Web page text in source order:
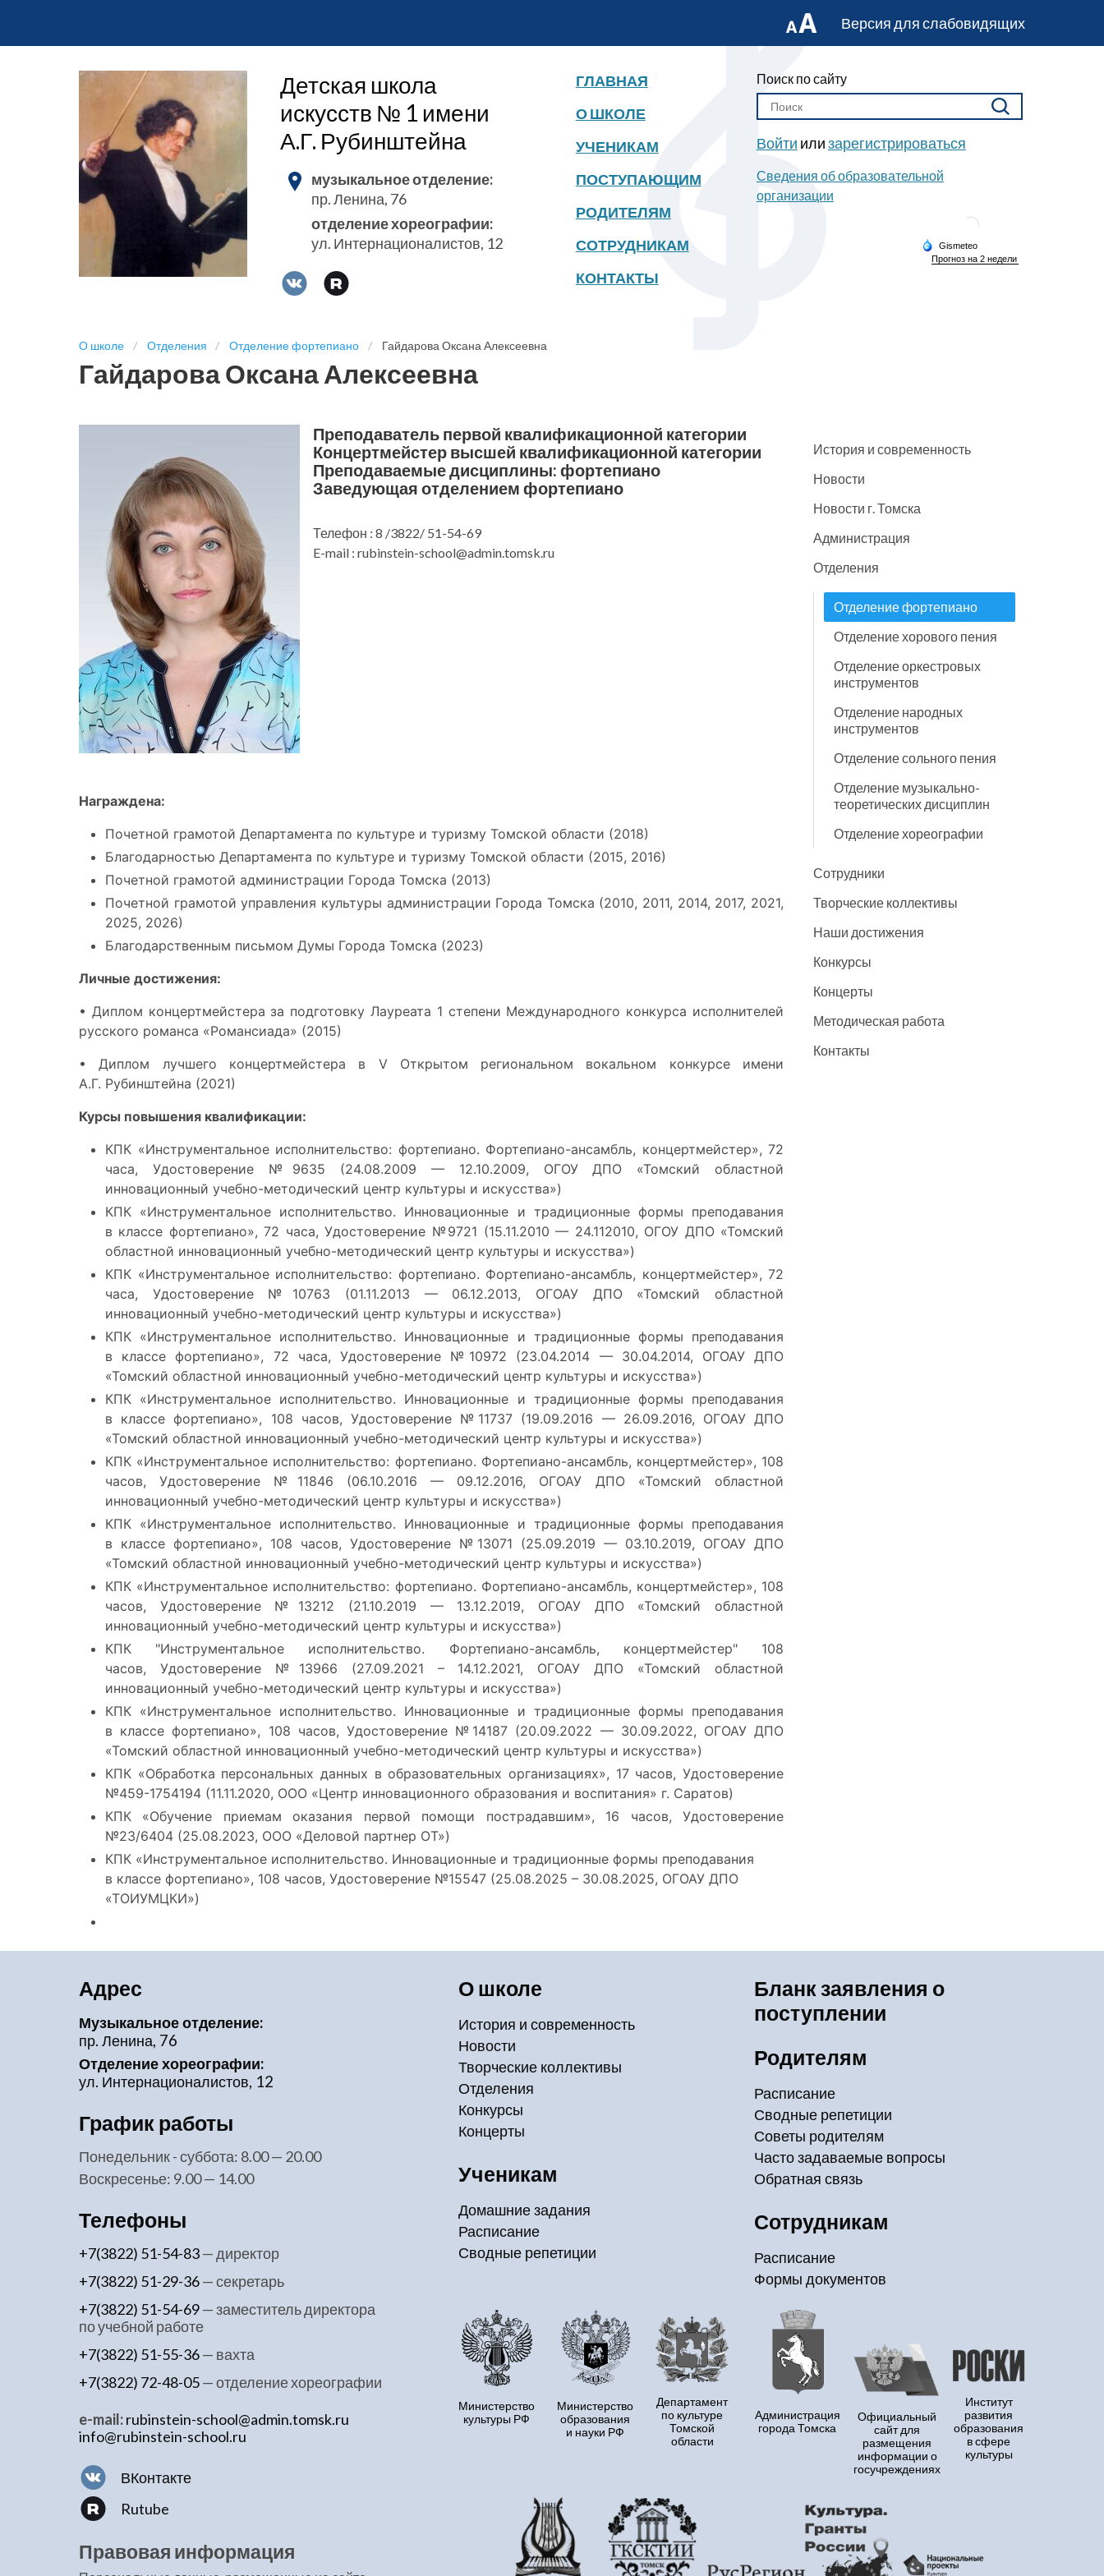
Версия для слабовидящих
Детская школа
искусств № 1 имени
А.Г. Рубинштейна
музыкальное отделение:
пр. Ленина, 76
отделение хореографии:
ул. Интернационалистов, 12
ГЛАВНАЯ
О ШКОЛЕ
УЧЕНИКАМ
ПОСТУПАЮЩИМ
РОДИТЕЛЯМ
СОТРУДНИКАМ
КОНТАКТЫ
Поиск по сайту
Войти илизарегистрироваться
Сведения об образовательной
организации
О школе Отделения Отделение фортепиано Гайдарова Оксана Алексеевна
Гайдарова Оксана Алексеевна
Преподаватель первой квалификационной категории
Концертмейстер высшей квалификационной категории
Преподаваемые дисциплины: фортепиано
Заведующая отделением фортепиано
Телефон : 8 /3822/ 51-54-69
E-mail : rubinstein-school@admin.tomsk.ru
Награждена:
Почетной грамотой Департамента по культуре и туризму Томской области (2018)
Благодарностью Департамента по культуре и туризму Томской области (2015, 2016)
Почетной грамотой администрации Города Томска (2013)
Почетной грамотой управления культуры администрации Города Томска (2010, 2011, 2014, 2017, 2021,
2025, 2026)
Благодарственным письмом Думы Города Томска (2023)
Личные достижения:
• Диплом концертмейстера за подготовку Лауреата 1 степени Международного конкурса исполнителей
русского романса «Романсиада» (2015)
• Диплом лучшего концертмейстера в V Открытом региональном вокальном конкурсе имени
А.Г. Рубинштейна (2021)
Курсы повышения квалификации:
КПК «Инструментальное исполнительство: фортепиано. Фортепиано-ансамбль, концертмейстер», 72
часа, Удостоверение №9635 (24.08.2009 — 12.10.2009, ОГОУ ДПО «Томский областной
инновационный учебно-методический центр культуры и искусства»)
КПК «Инструментальное исполнительство. Инновационные и традиционные формы преподавания
в классе фортепиано», 72 часа, Удостоверение №9721 (15.11.2010 — 24.112010, ОГОУ ДПО «Томский
областной инновационный учебно-методический центр культуры и искусства»)
КПК «Инструментальное исполнительство: фортепиано. Фортепиано-ансамбль, концертмейстер», 72
часа, Удостоверение №10763 (01.11.2013 — 06.12.2013, ОГОАУ ДПО «Томский областной
инновационный учебно-методический центр культуры и искусства»)
КПК «Инструментальное исполнительство. Инновационные и традиционные формы преподавания
в классе фортепиано», 72 часа, Удостоверение №10972 (23.04.2014 — 30.04.2014, ОГОАУ ДПО
«Томский областной инновационный учебно-методический центр культуры и искусства»)
КПК «Инструментальное исполнительство. Инновационные и традиционные формы преподавания
в классе фортепиано», 108 часов, Удостоверение №11737 (19.09.2016 — 26.09.2016, ОГОАУ ДПО
«Томский областной инновационный учебно-методический центр культуры и искусства»)
КПК «Инструментальное исполнительство: фортепиано. Фортепиано-ансамбль, концертмейстер», 108
часов, Удостоверение №11846 (06.10.2016 — 09.12.2016, ОГОАУ ДПО «Томский областной
инновационный учебно-методический центр культуры и искусства»)
КПК «Инструментальное исполнительство. Инновационные и традиционные формы преподавания
в классе фортепиано», 108 часов, Удостоверение №13071 (25.09.2019 — 03.10.2019, ОГОАУ ДПО
«Томский областной инновационный учебно-методический центр культуры и искусства»)
КПК «Инструментальное исполнительство: фортепиано. Фортепиано-ансамбль, концертмейстер», 108
часов, Удостоверение №13212 (21.10.2019 — 13.12.2019, ОГОАУ ДПО «Томский областной
инновационный учебно-методический центр культуры и искусства»)
КПК "Инструментальное исполнительство. Фортепиано-ансамбль, концертмейстер" 108
часов, Удостоверение №13966 (27.09.2021 – 14.12.2021, ОГОАУ ДПО «Томский областной
инновационный учебно-методический центр культуры и искусства»)
КПК «Инструментальное исполнительство. Инновационные и традиционные формы преподавания
в классе фортепиано», 108 часов, Удостоверение №14187 (20.09.2022 — 30.09.2022, ОГОАУ ДПО
«Томский областной инновационный учебно-методический центр культуры и искусства»)
КПК «Обработка персональных данных в образовательных организациях», 17 часов, Удостоверение
№459-1754194 (11.11.2020, ООО «Центр инновационного образования и воспитания» г. Саратов)
КПК «Обучение приемам оказания первой помощи пострадавшим», 16 часов, Удостоверение
№23/6404 (25.08.2023, ООО «Деловой партнер ОТ»)
КПК «Инструментальное исполнительство. Инновационные и традиционные формы преподавания
в классе фортепиано», 108 часов, Удостоверение №15547 (25.08.2025 – 30.08.2025, ОГОАУ ДПО
«ТОИУМЦКИ»)
История и современность
Новости
Новости г. Томска
Администрация
Отделения
Отделение фортепиано
Отделение хорового пения
Отделение оркестровых
инструментов
Отделение народных
инструментов
Отделение сольного пения
Отделение музыкально-
теоретических дисциплин
Отделение хореографии
Сотрудники
Творческие коллективы
Наши достижения
Конкурсы
Концерты
Методическая работа
Контакты
Адрес
Музыкальное отделение:
пр. Ленина, 76
Отделение хореографии:
ул. Интернационалистов, 12
График работы
понедельник - суббота: 8.00 — 20.00
воскресенье: 9.00 — 14.00
Телефоны
+7(3822) 51-54-83— директор
+7(3822) 51-29-36— секретарь
+7(3822) 51-54-69— заместитель директора
по учебной работе
+7(3822) 51-55-36— вахта
+7(3822) 72-48-05— отделение хореографии
e-mail:rubinstein-school@admin.tomsk.ru
info@rubinstein-school.ru
ВКонтакте
Rutube
Правовая информация
О школе
История и современность
Новости
Творческие коллективы
Отделения
Конкурсы
Концерты
Ученикам
Домашние задания
Расписание
Сводные репетиции
Бланк заявления о
поступлении
Родителям
Расписание
Сводные репетиции
Советы родителям
Часто задаваемые вопросы
Обратная связь
Сотрудникам
Расписание
Формы документов
Министерство
культуры РФ
Министерство
образования
и науки РФ
Департамент
по культуре
Томской
области
Администрация
города Томска
Официальный
сайт для
размещения
информации о
госучреждениях
Институт
развития
образования
в сфере
культуры